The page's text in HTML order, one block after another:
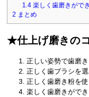
1.4楽しく歯磨きがで
2 まとめ
★仕上げ磨きの
正しい姿勢で歯磨
正しく歯ブラシを
正しく歯磨き粉を使
楽しく歯磨きがで